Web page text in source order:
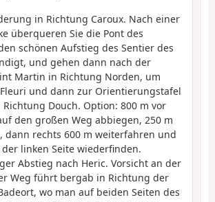
in Richtung Caroux. Nach einer
überqueren Sie die Pont des
schönen Aufstieg des Sentier des
und gehen dann nach der
Martin in Richtung Norden, um
und dann zur Orientierungstafel
Douch. Option: 800 m vor
den großen Weg abbiegen, 250 m
dann rechts 600 m weiterfahren und
linken Seite wiederfinden.
Abstieg nach Heric. Vorsicht an der
Weg führt bergab in Richtung der
wo man auf beiden Seiten des